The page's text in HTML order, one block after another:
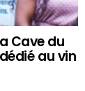
Cave du
au vin